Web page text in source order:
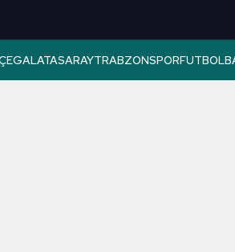
GALATASARAYTRABZONSPORFUTBOL